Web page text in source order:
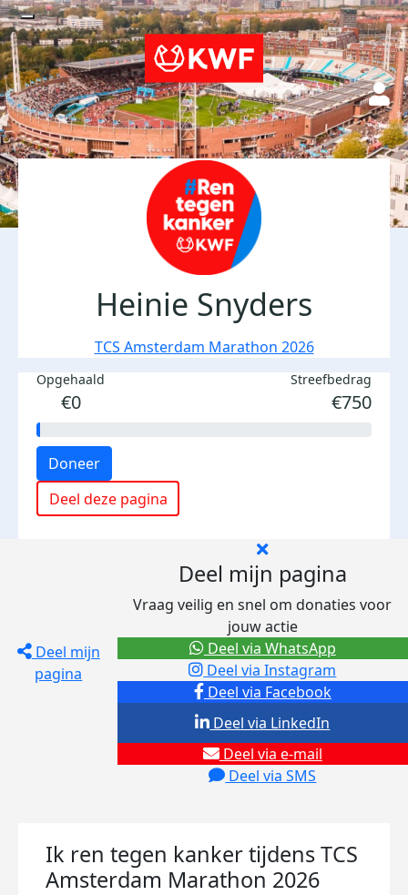
Heinie Snyders
TCS Amsterdam Marathon 2026
Opgehaald
€0
Streefbedrag
€750
Doneer
Deel deze pagina
Deel mijn
pagina
Deel mijn pagina
Vraag veilig en snel om donaties voor
jouw actie
Deel via Facebook
Deel via Instagram
Deel via e-mail
Deel via SMS
Deel via LinkedIn
Deel via WhatsApp
Ik ren tegen kanker tijdens TCS
Amsterdam Marathon 2026